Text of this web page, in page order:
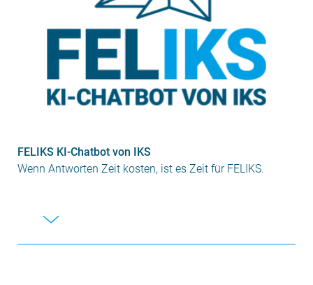
FELIKS KI-Chatbot von IKS
Wenn Antworten Zeit kosten, ist es Zeit für FELIKS.